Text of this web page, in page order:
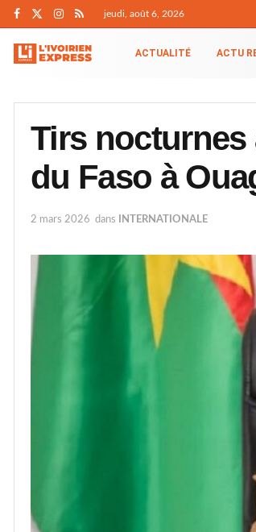
jeudi, août 6, 2026
ACTUALITÉ ACTU
Tirs nocturnes
du Faso à
2 mars 2026 dans INTERNATIONALE